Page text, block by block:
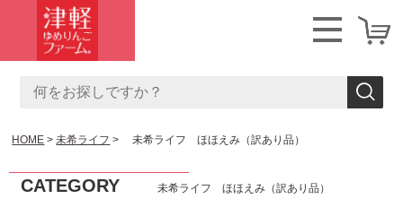
HOME 未希ライフ 未希ライフ ほほえみ（訳あり品）
CATEGORY 未希ライフ ほほえみ（訳あり品）